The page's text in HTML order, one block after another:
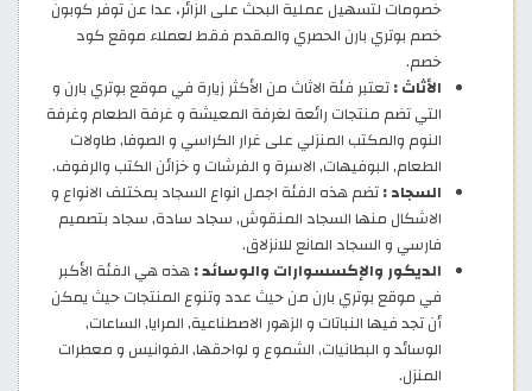
خصومات لتسهيل عملية البحث على الزائر، عدا عن توفر كوبون
خصم بوتري بارن الحصري والمقدم فقط لعملاء موقع كود
خصم.
الأثاث :تعتبر فئة الاثاث من الأكثر زيارة في موقع بوتري بارن و
التي تضم منتجات رائعة لغرفة المعيشة و غرفة الطعام وغرفة
النوم والمكتب المنزلي على غرار الكراسي و الصوفا, طاولات
الطعام, البوفيهات, الاسرة و الفرشات و خزائن الكتب والرفوف.
السجاد :تضم هذه الفئة اجمل انواع السجاد بمختلف الانواع و
الاشكال منها السجاد المنقوش, سجاد سادة, سجاد بتصميم
فارسي و السجاد المانع للانزلاق.
الديكور والإكسسوارات والوسائد :هذه هي الفئة الأكبر
في موقع بوتري بارن من حيث عدد وتنوع المنتجات حيث يمكن
أن تجد فيها النباتات و الزهور الاصطناعية, المرايا, الساعات,
الوسائد و البطانيات, الشموع و لواحقها, الفوانيس و معطرات
المنزل.